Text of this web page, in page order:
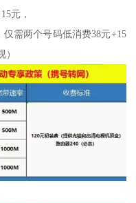
元，
需两个号码低消费38元+15